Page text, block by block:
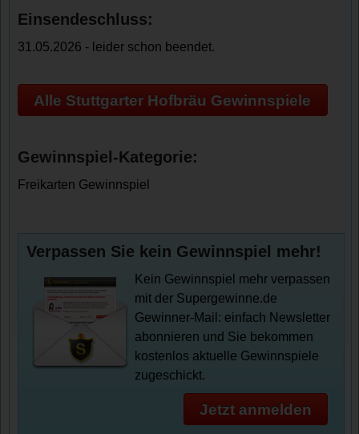
Einsendeschluss:
31.05.2026 - leider schon beendet.
Alle Stuttgarter Hofbräu Gewinnspiele
Gewinnspiel-Kategorie:
Freikarten Gewinnspiel
Verpassen Sie kein Gewinnspiel mehr!
Kein Gewinnspiel mehr verpassen
mit der Supergewinne.de
Gewinner-Mail: einfach Newsletter
abonnieren und Sie bekommen
kostenlos aktuelle Gewinnspiele
zugeschickt.
Jetzt anmelden